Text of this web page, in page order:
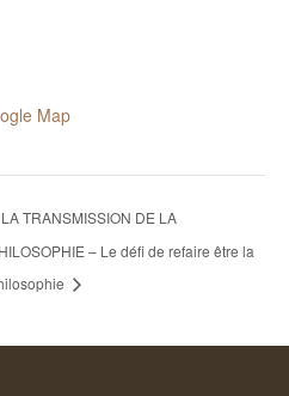
Map
LA TRANSMISSION DE LA
– Le défi de refaire être la